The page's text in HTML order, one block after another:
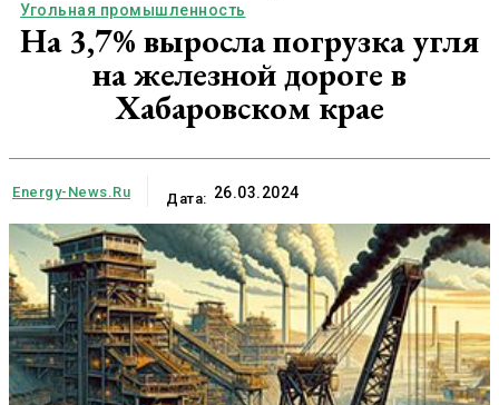
Угольная промышленность
На 3,7% выросла погрузка угля
на железной дороге в
Хабаровском крае
Energy-News.ru Дата: 26.03.2024